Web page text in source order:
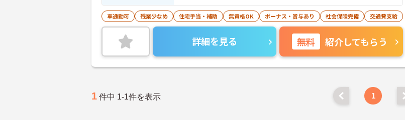
車通勤可 残業少なめ 住宅手当・補助 無資格OK ボーナス・賞与あり 社会保険完備 交通費支給
詳細を見る 無料 紹介してもらう
1 件中 1-1件を表示 1